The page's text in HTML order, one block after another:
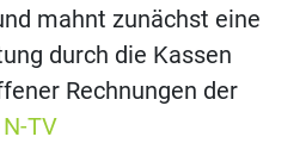
mahnt zunächst eine
durch die Kassen
Rechnungen der
N-TV